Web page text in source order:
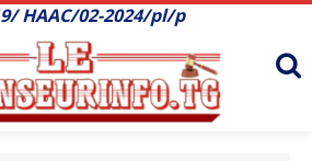
HAAC/02-2024/pl/p